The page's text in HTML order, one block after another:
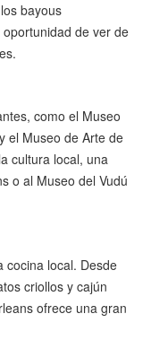
bayous
de ver de
como el Museo
el Museo de Arte de
cultura local, una
o al Museo del Vudú
cocina local. Desde
criollos y cajún
ofrece una gran